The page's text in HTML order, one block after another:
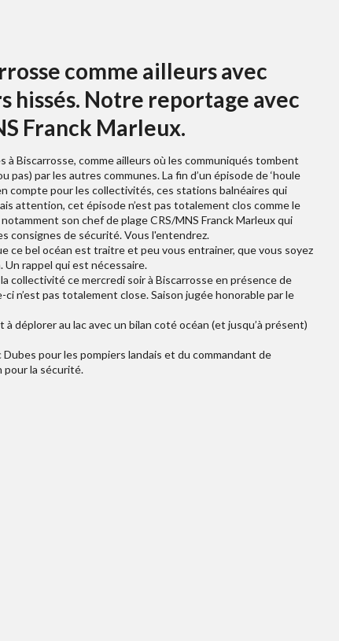
comme ailleurs avec
hissés. Notre reportage avec
Franck Marleux.
Biscarrosse, comme ailleurs où les communiqués tombent
par les autres communes. La fin d’un épisode de ‘houle
compte pour les collectivités, ces stations balnéaires qui
attention, cet épisode n’est pas totalement clos comme le
son chef de plage CRS/MNS Franck Marleux qui
consignes de sécurité. Vous l'entendrez.
ce bel océan est traitre et peu vous entrainer, que vous soyez
Un rappel qui est nécessaire.
collectivité ce mercredi soir à Biscarrosse en présence de
ci n’est pas totalement close. Saison jugée honorable par le
déplorer au lac avec un bilan coté océan (et jusqu’à présent)
pour les pompiers landais et du commandant de
pour la sécurité.